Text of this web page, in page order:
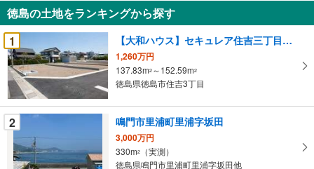
知
を
受
け
取
る
・
条
件
を
マ
徳島の土地をランキングから探す
1
【大和ハウス】セキュレア住吉三丁目（建築条件付宅地分譲）
1,260万円
137.83m2 ～152.59m2
徳島県徳島市住吉3丁目
2 鳴門市里浦町里浦字坂田
3,000万円
330m2
（実測）
徳島県鳴門市里浦町里浦字坂田他